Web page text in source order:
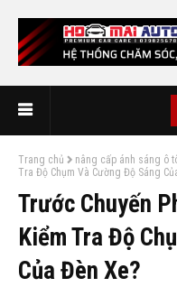
Trang chủ nâng cấp ánh sáng ô
Tra Độ Chụm Và Cường Độ Sáng
Trước Chuyến
Kiểm Tra Độ
Của Đèn Xe?